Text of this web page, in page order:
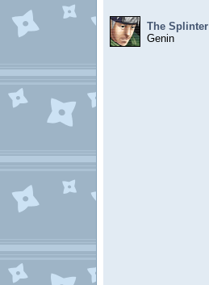
The Splinter
Genin